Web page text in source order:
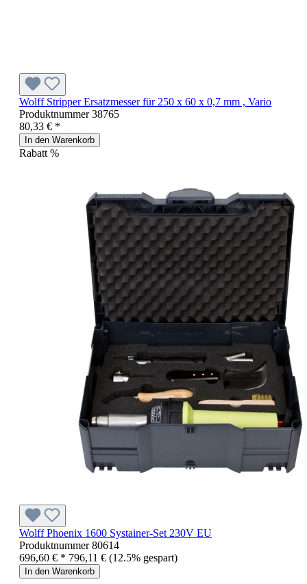
Wolff Stripper Ersatzmesser für 250 x 60 x 0,7 mm , Vario
Produktnummer38765
80,33 € *
In den Warenkorb
Rabatt %
Wolff Phoenix 1600 Systainer-Set 230V EU
Produktnummer80614
696,60 € * 796,11 € (12.5% gespart)
In den Warenkorb